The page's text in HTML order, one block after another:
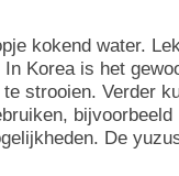
kokend water.
Korea is het
strooien. Verder
De